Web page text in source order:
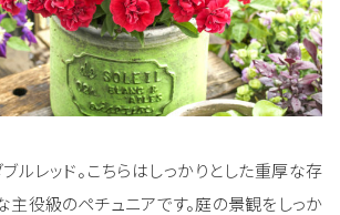
ルレッド。こちらはしっかりとした重厚な存
主役級のペチュニアです。庭の景観をしっか